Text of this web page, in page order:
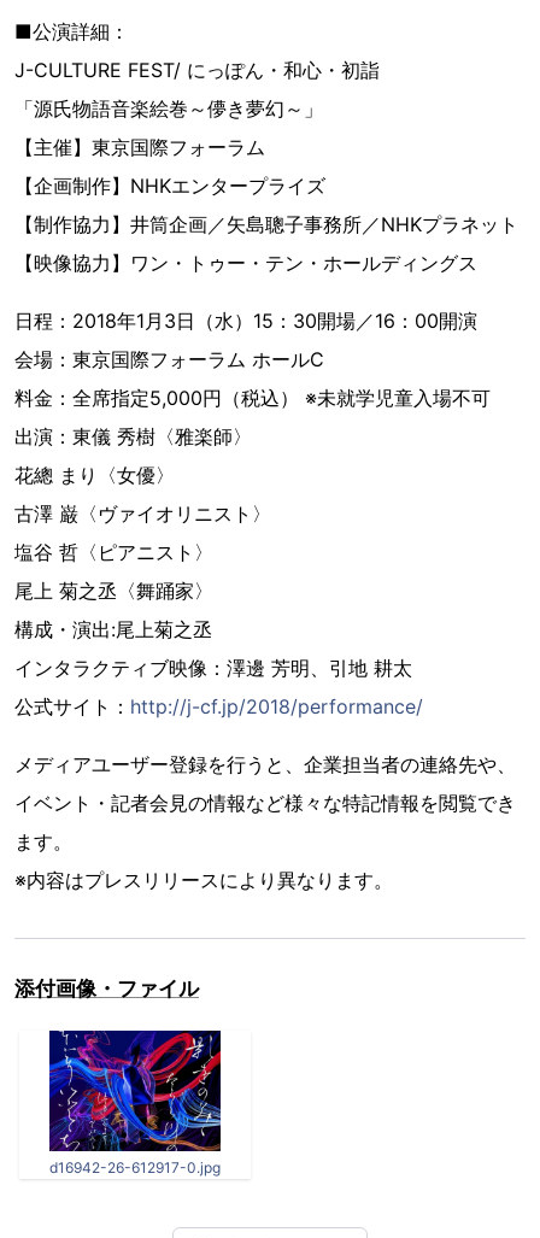
■公演詳細：
J-CULTURE FEST/ にっぽん・和心・初詣
「源氏物語音楽絵巻～儚き夢幻～」
【主催】東京国際フォーラム
【企画制作】NHKエンタープライズ
【制作協力】井筒企画／矢島聰子事務所／NHKプラネット
【映像協力】ワン・トゥー・テン・ホールディングス
日程：2018年1月3日（水）15：30開場／16：00開演
会場：東京国際フォーラム ホールC
料金：全席指定5,000円（税込） ※未就学児童入場不可
出演：東儀 秀樹〈雅楽師〉
花總 まり〈女優〉
古澤 巌〈ヴァイオリニスト〉
塩谷 哲〈ピアニスト〉
尾上 菊之丞〈舞踊家〉
構成・演出:尾上菊之丞
インタラクティブ映像：澤邊 芳明、引地 耕太
公式サイト： http://j-cf.jp/2018/performance/
メディアユーザー登録を行うと、企業担当者の連絡先や、
イベント・記者会見の情報など様々な特記情報を閲覧でき
ます。
※内容はプレスリリースにより異なります。
添付画像・ファイル
d16942-26-612917-0.jpg